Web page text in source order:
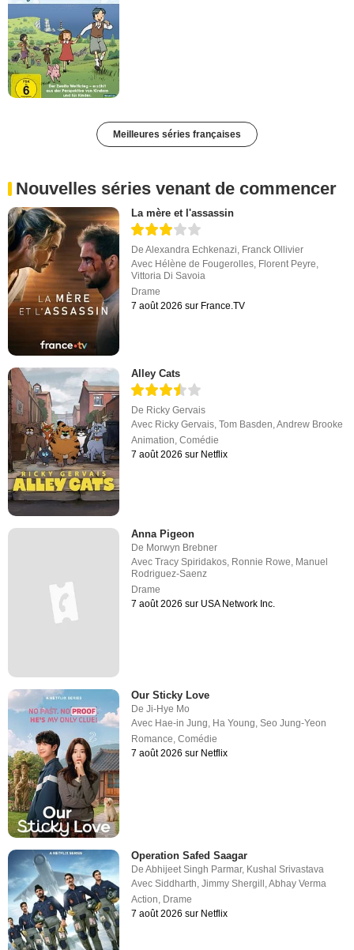
Meilleures séries françaises
Nouvelles séries venant de commencer
La mère et l'assassin
DeAlexandra Echkenazi Franck Ollivier
Avec Hélène de Fougerolles Florent Peyre
Vittoria Di Savoia
Drame
7 août 2026 sur France.TV
Alley Cats
De Ricky Gervais
Avec Ricky Gervais,Tom Basden,Andrew Brooke
Animation,Comédie
7 août 2026 sur Netflix
Anna Pigeon
De Morwyn Brebner
AvecTracy Spiridakos, Ronnie Rowe, Manuel
Rodriguez-Saenz
Drame
7 août 2026 sur USA Network Inc.
Our Sticky Love
DeJi-Hye Mo
Avec Hae-in Jung Ha Young ,Seo Jung-Yeon
Romance ,Comédie
7 août 2026 sur Netflix
Operation Safed Saagar
DeAbhijeet Singh Parmar, Kushal Srivastava
AvecSiddharth,Jimmy Shergill,Abhay Verma
Action, Drame
7 août 2026 sur Netflix